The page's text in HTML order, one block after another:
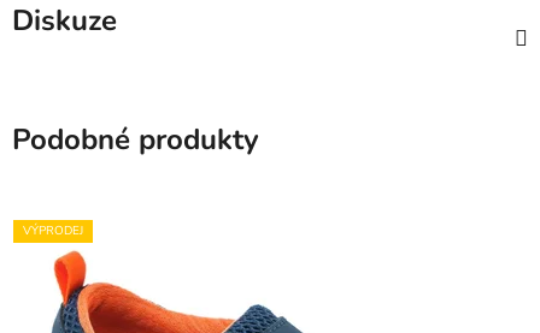
Diskuze
Podobné produkty
VÝPRODEJ